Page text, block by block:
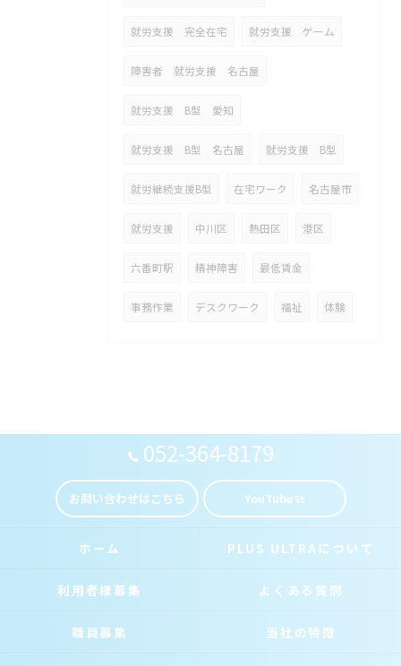
就労支援 完全在宅 就労支援 ゲーム
障害者 就労支援 名古屋
就労支援 B型 愛知
就労支援 B型 名古屋 就労支援 B型
就労継続支援B型 在宅ワーク 名古屋市
就労支援 中川区 熱田区 港区
六番町駅 精神障害 最低賃金
事務作業 デスクワーク 福祉 体験
052-364-8179
お問い合わせはこちら YouTube
ホーム PLUS ULTRAについて
利用者様募集 よくある質問
職員募集 当社の特徴